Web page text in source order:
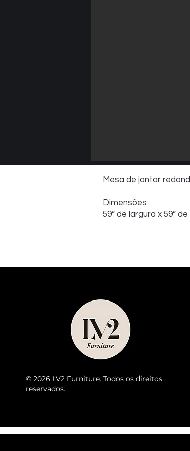
Mesa de jantar
Dimensões
59” de largura x 59”
© 2026 LV2 Furniture. Todos os direitos
reservados.